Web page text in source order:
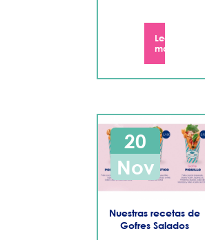
Leer
más
20
Nov
Nuestras recetas de
Gofres Salados